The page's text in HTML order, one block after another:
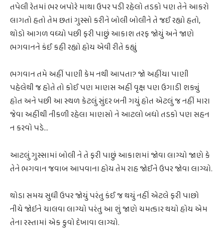
તપેલી રેતમાં ભર બપોરે માથા ઉપર પડી રહેલો તડકો પણ તેને આકરો
લાગતો હતો તેમ છતાં ગુસ્સો કરીને બોલી બોલીને તે જઈ રહ્યો હતો,
થોડો આગળ વધ્યો પછી ફરી પાછું આકાશ તરફ જોયું અને જાણે
ભગવાનને કંઈ કહી રહ્યો હોય એવી રીતે કહ્યું
ભગવાન તમે અહીં પાણી કેમ નથી આપતા? જો અહીંયા પાણી
પહેલેથી જ હોતે તો કોઈ પણ માણસ અહીં વૃક્ષ પણ ઉગાડી શક્યું
હોત અને પછી આ સ્થળ કેટલું સુંદર બની ગયું હોત એટલું જ નહીં મારા
જેવા અહીંથી નીકળી રહેલા માણસો ને આટલો બધો તડકો પણ સહન
ન કરવો પડે...
આટલું ગુસ્સામાં બોલી ને તે ફરી પાછું આકાશમાં જોવા લાગ્યો જાણે કે
તેને ભગવાન જવાબ આપવાના હોય તેમ રાહ જોઈને ઉપર જોવા લાગ્યો.
થોડા સમય સુધી ઉપર જોયું પરંતુ કંઈ જ થયું નહીં એટલે ફરી પાછો
નીચે જોઇને ચાલવા લાગ્યો પરંતુ આ શું જાણે ચમત્કાર થયો હોય એમ
તેના રસ્તામાં એક કુવો દેખાવા લાગ્યો.